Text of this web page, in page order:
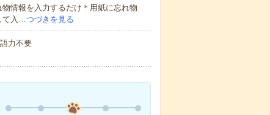
情報を入力するだけ＊用紙に忘れ物
て入…つづきを見る
力不要